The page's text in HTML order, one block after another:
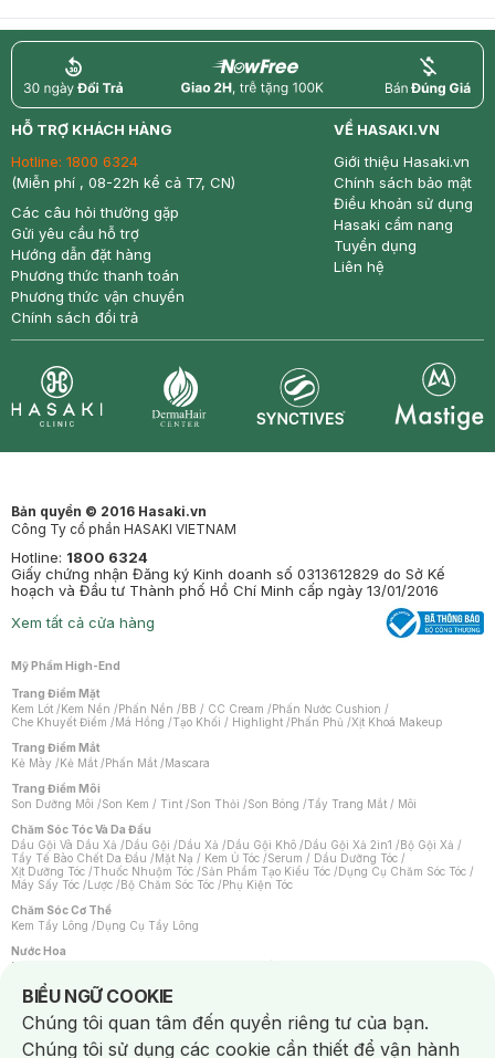
return nowfree price
HỖ TRỢ KHÁCH HÀNG
Hotline: 1800 6324
(Miễn phí , 08-22h kể cả T7, CN)
Các câu hỏi thường gặp
Gửi yêu cầu hỗ trợ
Hướng dẫn đặt hàng
Phương thức thanh toán
Phương thức vận chuyển
Chính sách đổi trả
VỀ HASAKI.VN
Giới thiệu Hasaki.vn
Chính sách bảo mật
Điều khoản sử dụng
Hasaki cẩm nang
Tuyển dụng
Liên hệ
Bản quyền © 2016 Hasaki.vn
Công Ty cổ phần HASAKI VIETNAM
Hotline: 1800 6324
Giấy chứng nhận Đăng ký Kinh doanh số 0313612829 do Sở Kế
hoạch và Đầu tư Thành phố Hồ Chí Minh cấp ngày 13/01/2016
Xem tất cả cửa hàng
Mỹ Phẩm High-End
Trang Điểm Mặt
Kem Lót /Kem Nền /Phấn Nền /BB / CC Cream /Phấn Nước Cushion /
Che Khuyết Điểm /Má Hồng /Tạo Khối / Highlight /Phấn Phủ /Xịt Khoá Makeup
Trang Điểm Mắt
Kẻ Mày /Kẻ Mắt /Phấn Mắt /Mascara
Trang Điểm Môi
Son Dưỡng Môi /Son Kem / Tint /Son Thỏi /Son Bóng /Tẩy Trang Mắt / Môi
Chăm Sóc Tóc Và Da Đầu
Dầu Gội Và Dầu Xả /Dầu Gội /Dầu Xả /Dầu Gội Khô /Dầu Gội Xả 2in1 /Bộ Gội Xả /
Tẩy Tế Bào Chết Da Đầu /Mặt Nạ / Kem Ủ Tóc /Serum / Dầu Dưỡng Tóc /
Xịt Dưỡng Tóc /Thuốc Nhuộm Tóc /Sản Phẩm Tạo Kiểu Tóc /Dụng Cụ Chăm Sóc Tóc /
Máy Sấy Tóc /Lược /Bộ Chăm Sóc Tóc /Phụ Kiện Tóc
Chăm Sóc Cơ Thể
Kem Tẩy Lông /Dụng Cụ Tẩy Lông
Nước Hoa
Nước Hoa Nữ
Chăm Sóc Cá Nhân
Chống Muỗi /Khẩu Trang /Máy Massage/Mặt Nạ Xông Hơi /Nước Rửa Tay/
Sản Phẩm Chăm Sóc Khác /Bàn Chải Đánh Răng /Bàn Chải Điện/
Hỗ Trợ Trắng Răng/Kem Đánh Răng /Máy Tăm Nước/ Nước Súc Miệng/
BIỂU NGỮ COOKIE
Notice about cookies usage
Chúng tôi quan tâm đến quyền riêng tư của bạn.
Chúng tôi sử dụng các cookie cần thiết để vận hành